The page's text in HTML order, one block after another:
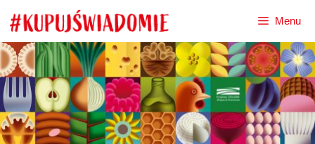
do
treści
Menu